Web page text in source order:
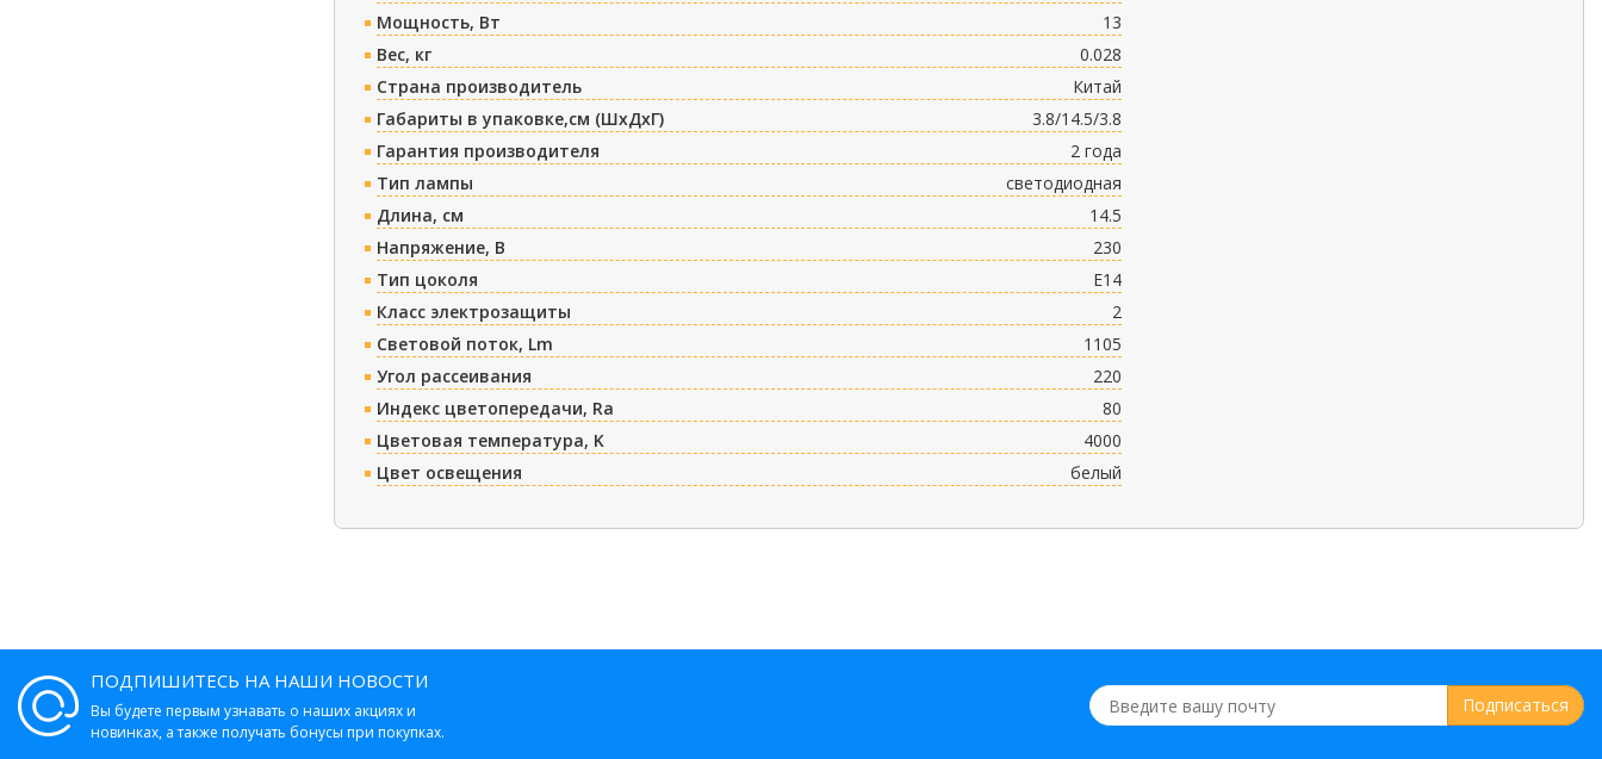
Мощность, Вт
13
Вес, кг
0.028
Страна производитель
Китай
Габариты в упаковке,см (ШxДxГ)
3.8/14.5/3.8
Гарантия производителя
2 года
Тип лампы
светодиодная
Длина, см
14.5
Напряжение, В
230
Тип цоколя
E14
Класс электрозащиты
2
Световой поток, Lm
1105
Угол рассеивания
220
Индекс цветопередачи, Ra
80
Цветовая температура, K
4000
Цвет освещения
белый
ПОДПИШИТЕСЬ НА НАШИ НОВОСТИ
Вы будете первым узнавать о наших акциях и
новинках, а также получать бонусы при покупках.